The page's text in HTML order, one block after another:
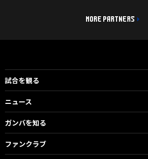
MORE PARTNERS
試合を観る
ニュース
ガンバを知る
ファンクラブ